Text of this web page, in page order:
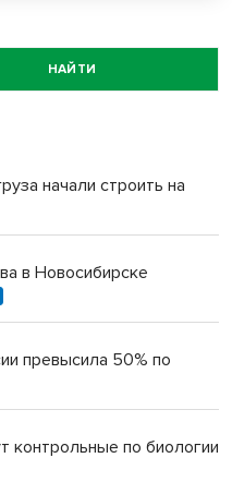
НАЙТИ
начали строить на
в Новосибирске
превысила 50% по
контрольные по биологии